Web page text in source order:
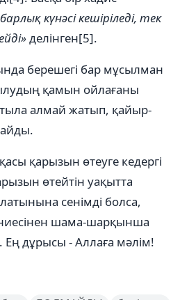
күнәсі кешіріледі, тек
делінген[5].
берешегі бар мұсылман
қамын ойлағаны
алмай жатып, қайыр-
қарызын өтеуге кедергі
өтейтін уақытта
сенімді болса,
шама-шарқынша
Ең дұрысы - Аллаға мәлім!